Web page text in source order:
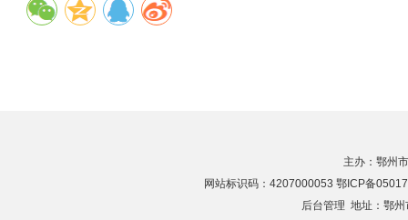
主办：鄂州
网站标识码：4207000053 鄂ICP备
后台管理 地址：鄂